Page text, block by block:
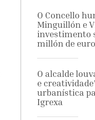
O Concello
Minguillón e
investimento
millón de
O alcalde
e
urbanística
Igrexa